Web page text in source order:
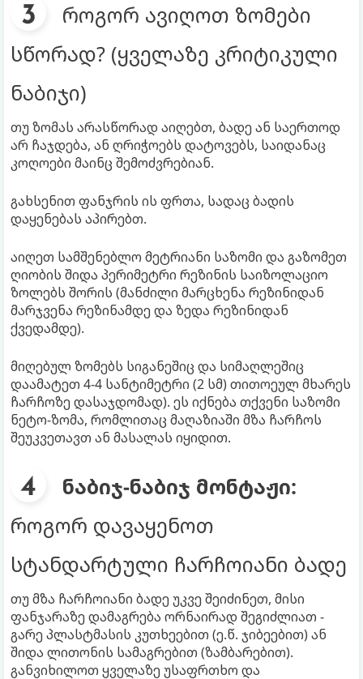
როგორ ავიღოთ ზომები
სწორად? (ყველაზე კრიტიკული
ნაბიჯი)
თუ ზომას არასწორად აიღებთ, ბადე ან საერთოდ
არ ჩაჯდება, ან ღრიჭოებს დატოვებს, საიდანაც
კოღოები მაინც შემოძვრებიან.
გახსენით ფანჯრის ის ფრთა, სადაც ბადის
დაყენებას აპირებთ.
აიღეთ სამშენებლო მეტრიანი საზომი და გაზომეთ
ღიობის შიდა პერიმეტრი რეზინის საიზოლაციო
ზოლებს შორის (მანძილი მარცხენა რეზინიდან
მარჯვენა რეზინამდე და ზედა რეზინიდან
ქვედამდე).
მიღებულ ზომებს სიგანეშიც და სიმაღლეშიც
დაამატეთ 4-4 სანტიმეტრი (2 სმ) თითოეულ მხარეს
ჩარჩოზე დასაჯდომად). ეს იქნება თქვენი საზომი
ნეტო-ზომა, რომლითაც მაღაზიაში მზა ჩარჩოს
შეუკვეთავთ ან მასალას იყიდით.
ნაბიჯ-ნაბიჯ მონტაჟი:
როგორ დავაყენოთ
სტანდარტული ჩარჩოიანი ბადე
თუ მზა ჩარჩოიანი ბადე უკვე შეიძინეთ, მისი
ფანჯარაზე დამაგრება ორნაირად შეგიძლიათ -
გარე პლასტმასის კუთხეებით (ე.წ. ჯიბეებით) ან
შიდა ლითონის სამაგრებით (ზამბარებით).
განვიხილოთ ყველაზე უსაფრთხო და